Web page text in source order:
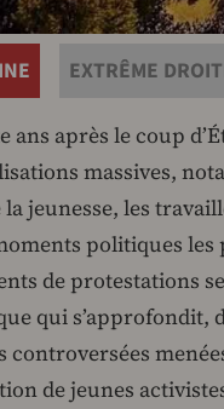
EXTRÊME
ans après le coup
massives,
jeunesse, les
politiques
de protestations
qui s’approfondit,
controversées
de jeunes